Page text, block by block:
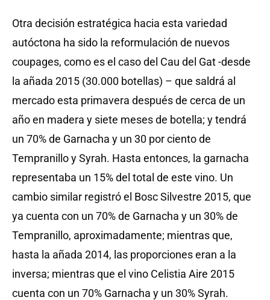
Otra decisión estratégica hacia esta variedad
autóctona ha sido la reformulación de nuevos
coupages, como es el caso del Cau del Gat -desde
la añada 2015 (30.000 botellas) – que saldrá al
mercado esta primavera después de cerca de un
año en madera y siete meses de botella; y tendrá
un 70% de Garnacha y un 30 por ciento de
Tempranillo y Syrah. Hasta entonces, la garnacha
representaba un 15% del total de este vino. Un
cambio similar registró el Bosc Silvestre 2015, que
ya cuenta con un 70% de Garnacha y un 30% de
Tempranillo, aproximadamente; mientras que,
hasta la añada 2014, las proporciones eran a la
inversa; mientras que el vino Celistia Aire 2015
cuenta con un 70% Garnacha y un 30% Syrah.